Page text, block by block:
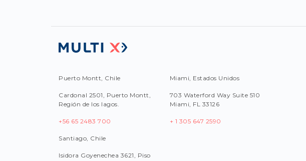
Puerto Montt, Chile
Cardonal 2501, Puerto Montt,
Región de los lagos.
+56 65 2483 700
Santiago, Chile
Isidora Goyenechea 3621, Piso
Miami, Estados Unidos
703 Waterford Way Suite 510
Miami, FL 33126
+ 1 305 647 2590